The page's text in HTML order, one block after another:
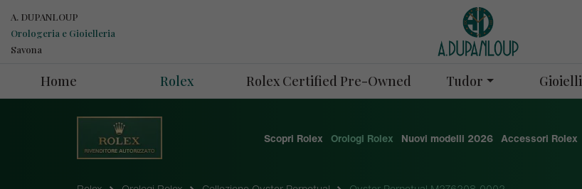
A. DUPANLOUP
Orologeria e Gioielleria
Savona
Home Rolex Rolex Certified Pre-Owned Tudor Gioielli
Scopri Rolex Orologi Rolex Nuovi modelli 2026 Accessori Rolex